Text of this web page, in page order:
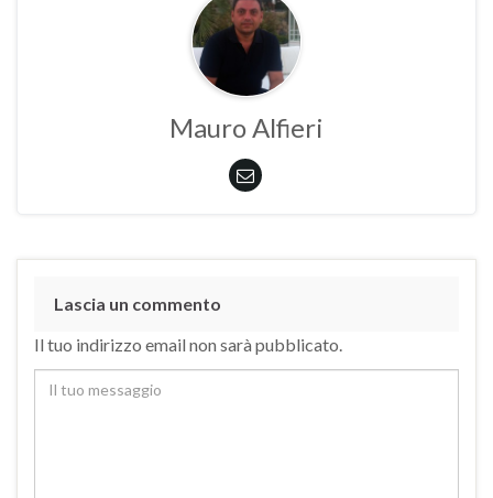
Mauro Alfieri
Lascia un commento
Il tuo indirizzo email non sarà pubblicato.